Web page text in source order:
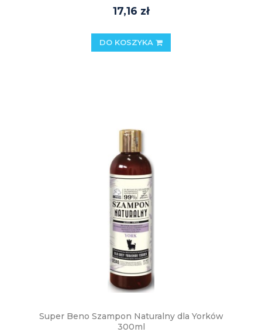
17,16 zł
DO KOSZYKA
Super Beno Szampon Naturalny dla Yorków
300ml